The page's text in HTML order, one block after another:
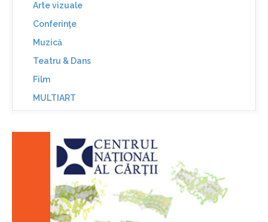
Arte vizuale
Conferinţe
Muzică
Teatru & Dans
Film
MULTIART